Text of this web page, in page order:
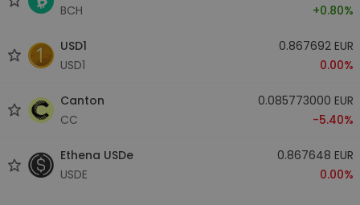
BCH
+0.80%
USD1
USD1
0.867692 EUR
0.00%
Canton
CC
0.085773000 EUR
-5.40%
Ethena USDe
USDE
0.867648 EUR
0.00%